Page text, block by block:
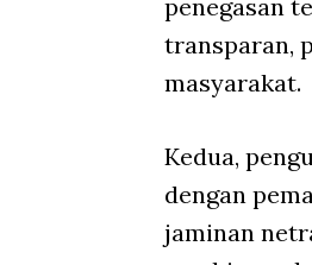
penegasan
transparan,
masyarakat.
Kedua,
dengan
jaminan